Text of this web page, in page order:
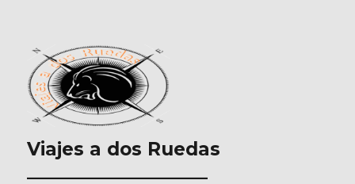
Viajes a dos Ruedas
___________________